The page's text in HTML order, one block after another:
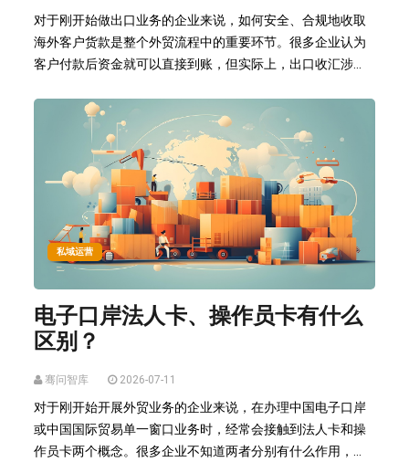
对于刚开始做出口业务的企业来说，如何安全、合规地收取
海外客户货款是整个外贸流程中的重要环节。很多企业认为
客户付款后资金就可以直接到账，但实际上，出口收汇涉...
私域运营
电子口岸法人卡、操作员卡有什么
区别？
骞问智库 2026-07-11
对于刚开始开展外贸业务的企业来说，在办理中国电子口岸
或中国国际贸易单一窗口业务时，经常会接触到法人卡和操
作员卡两个概念。很多企业不知道两者分别有什么作用，...